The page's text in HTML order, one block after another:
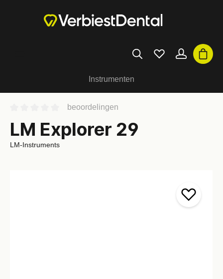
Instrumenten
beoordelingen
LM Explorer 29
LM-Instruments